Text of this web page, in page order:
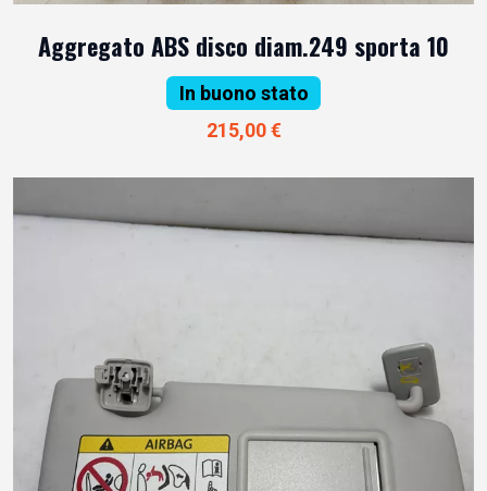
Aggregato ABS disco diam.249 sporta 10
In buono stato
215,00 €